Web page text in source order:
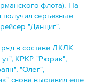
флота). На
серьезные
"Данциг".
в составе ЛКЛК
КРКР "Рюрик",
"Олег",
снова выставил еще